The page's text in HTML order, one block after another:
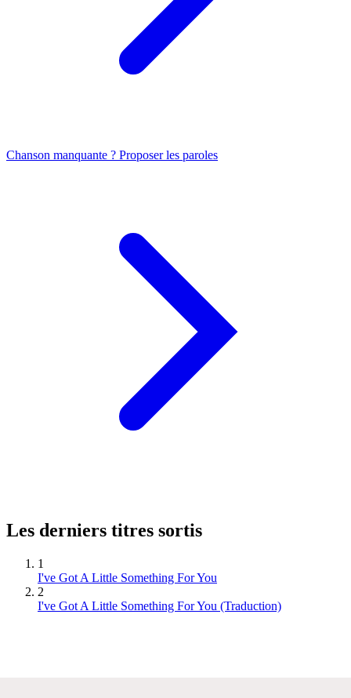
Chanson manquante ? Proposer les paroles
Les derniers titres sortis
1
I've Got A Little Something For You
2
I've Got A Little Something For You (Traduction)